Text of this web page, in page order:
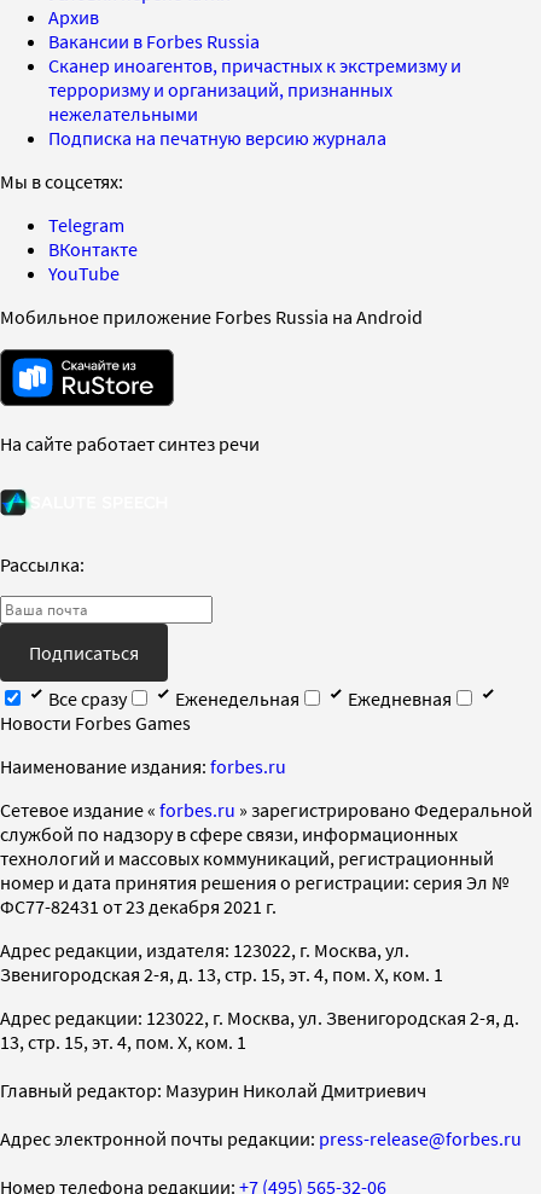
Архив
Вакансии в Forbes Russia
Сканер иноагентов, причастных к экстремизму и
терроризму и организаций, признанных
нежелательными
Подписка на печатную версию журнала
Мы в соцсетях:
Telegram
ВКонтакте
YouTube
Мобильное приложение Forbes Russia на Android
На сайте работает синтез речи
Рассылка:
Подписаться
Все сразу
Еженедельная
Ежедневная
Новости Forbes Games
Наименование издания: forbes.ru
Cетевое издание « forbes.ru » зарегистрировано Федеральной
службой по надзору в сфере связи, информационных
технологий и массовых коммуникаций, регистрационный
номер и дата принятия решения о регистрации: серия Эл №
ФС77-82431 от 23 декабря 2021 г.
Адрес редакции, издателя: 123022, г. Москва, ул.
Звенигородская 2-я, д. 13, стр. 15, эт. 4, пом. X, ком. 1
Адрес редакции: 123022, г. Москва, ул. Звенигородская 2-я, д.
13, стр. 15, эт. 4, пом. X, ком. 1
Главный редактор: Мазурин Николай Дмитриевич
Адрес электронной почты редакции: press-release@forbes.ru
Номер телефона редакции: +7 (495) 565-32-06